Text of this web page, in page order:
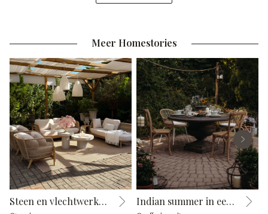
Meer Homestories
Steen en vlechtwerk in harmonie Indian summer in een cottage garden